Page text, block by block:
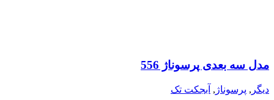
مدل سه بعدی پرسوناژ 556
دیگر , پرسوناژ , آبجکت تک